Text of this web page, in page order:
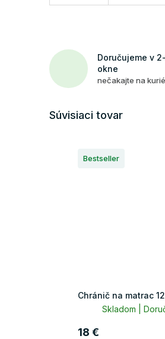
Doručujeme v
okne
nečakajte na
Súvisiaci tovar
Bestseller
Chránič na matrac
Skladom |
18 €